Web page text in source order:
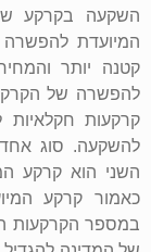
השקעה בקרקע
המיועדת
קטנה יותר
להפשרה של
להשקעה. סוג אחד
השני הוא קרקע
כאמור קרקע
במספר הקרקעות